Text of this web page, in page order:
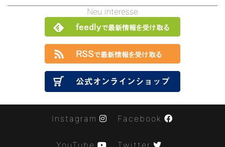
Neu interesse
Instagram Facebook